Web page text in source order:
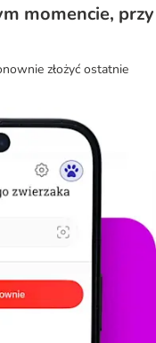
momencie, przy
złożyć ostatnie